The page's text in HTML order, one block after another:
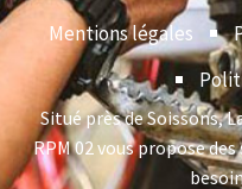
Mentions légales
Situé près de Soissons,
RPM 02 vous propose